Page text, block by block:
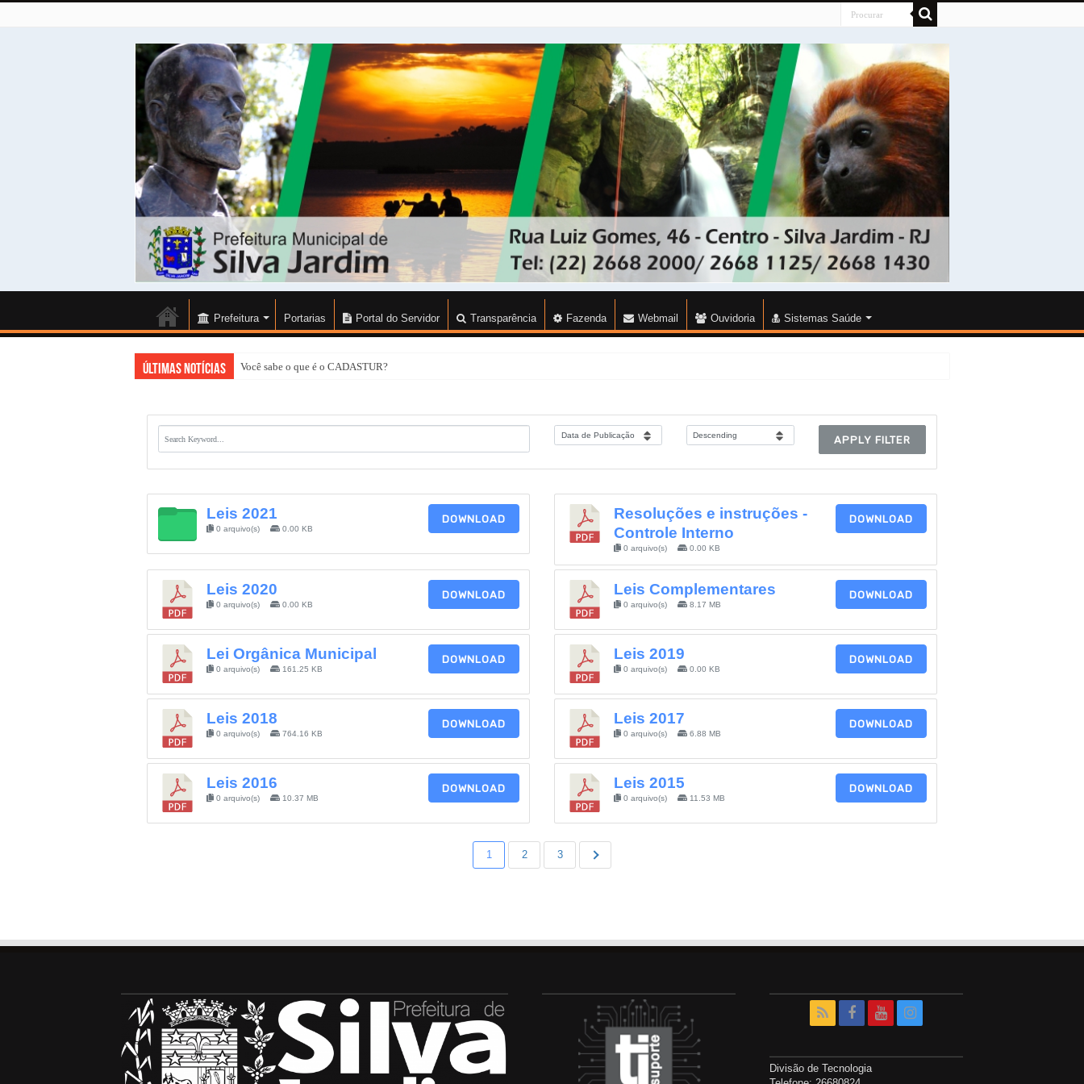
Prefeitura Portarias Portal do Servidor Transparência Fazenda Webmail Ouvidoria Sistemas Saúde
Últimas Notícias Você sabe o que é o CADASTUR?
APPLY FILTER
Leis 2021
0 arquivo(s) 0.00 KB
DOWNLOAD
Resoluções e instruções -
Controle Interno
0 arquivo(s) 0.00 KB
DOWNLOAD
Leis 2020
0 arquivo(s) 0.00 KB
DOWNLOAD Leis Complementares
0 arquivo(s) 8.17 MB
DOWNLOAD
Lei Orgânica Municipal
0 arquivo(s) 161.25 KB
DOWNLOAD Leis 2019
0 arquivo(s) 0.00 KB
DOWNLOAD
Leis 2018
0 arquivo(s) 764.16 KB
DOWNLOAD Leis 2017
0 arquivo(s) 6.88 MB
DOWNLOAD
Leis 2016
0 arquivo(s) 10.37 MB
DOWNLOAD Leis 2015
0 arquivo(s) 11.53 MB
DOWNLOAD
1 2 3
Divisão de Tecnologia